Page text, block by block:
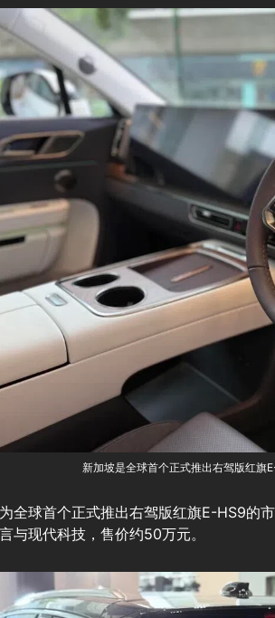
新加坡是全球首个正式推出右驾版红旗
全球首个正式推出右驾版红旗E-HS9的
与现代科技，售价约50万元。